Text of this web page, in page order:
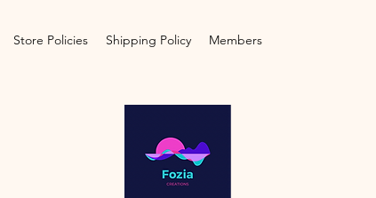
Store Policies Shipping Policy Members